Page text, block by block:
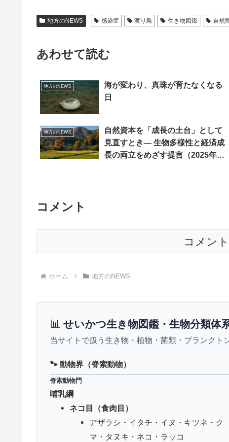
地方のNEWS 感染症 渡り鳥 生き物図鑑 自然
あわせて読む
地方のNEWS
海が変わり、真珠が育たなくなる
日
地方のNEWS
自然資本を「成長の土台」として
見直すとき― 生物多様性と経済成
長の両立をめざす提言（2025年11
コメント
コメン
ホーム 地方のNEWS
📊 せいかつ生き物図鑑・生物分類体
当サイトで扱う生き物・植物・菌類・プランクト
🐾 動物界（脊索動物）
脊索動物門
哺乳綱
ネコ目（食肉目）
アザラシ・イタチ・イヌ・キツネ・ク
マ・タヌキ・ネコ・ラッコ